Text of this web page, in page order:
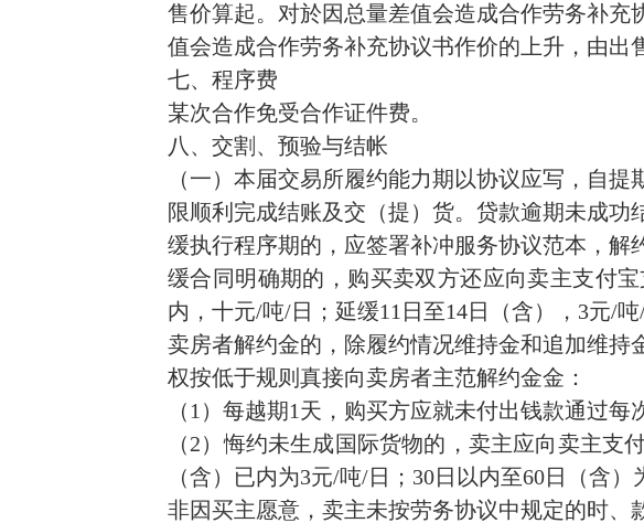
售价算起。对於因总量差值会造成合作劳务补
值会造成合作劳务补充协议书作价的上升，由出
七、程序费
某次合作免受合作证件费。
八、交割、预验与结帐
（一）本届交易所履约能力期以协议应写 ，自提
限顺利完成结账及交（提）货。贷款逾期未成功
缓执行程序期的，应签署补冲服务协议范本，
缓合同明确期的，购买卖双方还应向卖主支付
内，十元/吨/日；延缓11日至14日（含），3元/
卖房者解约金的，除履约情况维持金和追加维
权按低于规则真接向卖房者主范解约金金：
（1）每越期1天，购买方应就未付出钱款通过
（2）悔约未生成国际货物的，卖主应向卖主支
（含）已内为3元/吨/日；30日以内至60日（含
非因买主愿意，卖主未按劳务协议中规定的时